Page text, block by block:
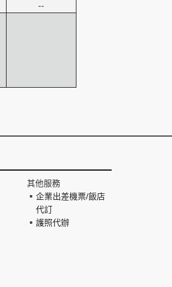
--
其他服務
企業出差機票/飯店
代訂
護照代辦